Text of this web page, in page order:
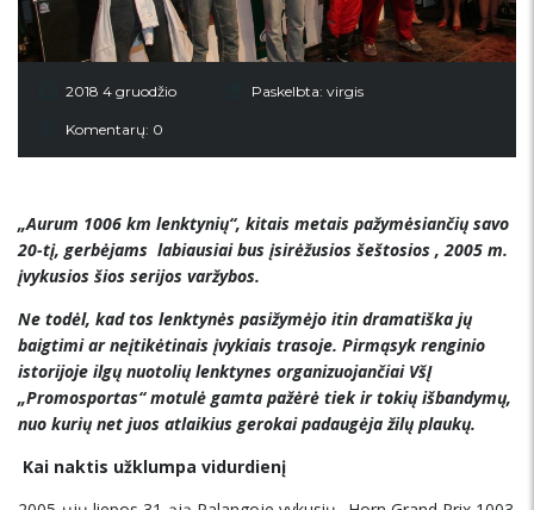
2018 4 gruodžio Paskelbta: virgis
Komentarų: 0
„Aurum 1006 km lenktynių“, kitais metais pažymėsiančių savo
20-tį, gerbėjams labiausiai bus įsirėžusios šeštosios , 2005 m.
įvykusios šios serijos varžybos.
Ne todėl, kad tos lenktynės pasižymėjo itin dramatiška jų
baigtimi ar neįtikėtinais įvykiais trasoje. Pirmąsyk renginio
istorijoje ilgų nuotolių lenktynes organizuojančiai VšĮ
„Promosportas“ motulė gamta pažėrė tiek ir tokių išbandymų,
nuo kurių net juos atlaikius gerokai padaugėja žilų plaukų.
Kai naktis užklumpa vidurdienį